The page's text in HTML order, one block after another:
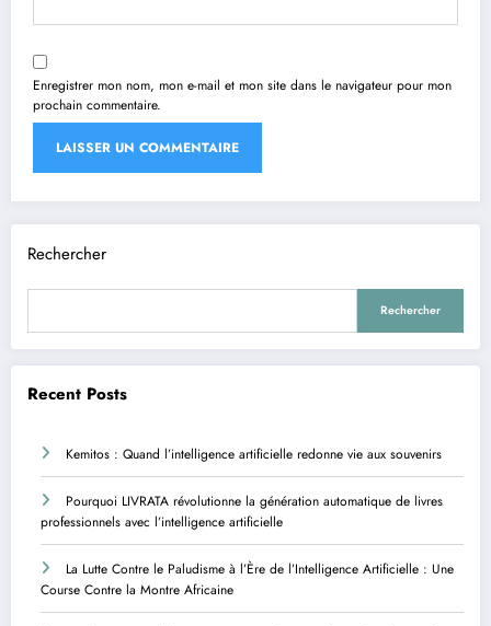
Enregistrer mon nom, mon e-mail et mon site dans le navigateur pour mon
prochain commentaire.
Rechercher
Rechercher
Recent Posts
Kemitos : Quand l’intelligence artificielle redonne vie aux souvenirs
Pourquoi LIVRATA révolutionne la génération automatique de livres
professionnels avec l’intelligence artificielle
La Lutte Contre le Paludisme à l’Ère de l’Intelligence Artificielle : Une
Course Contre la Montre Africaine